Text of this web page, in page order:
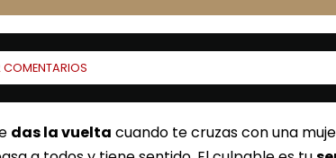
COMENTARIOS
das la vuelta cuando te cruzas con una